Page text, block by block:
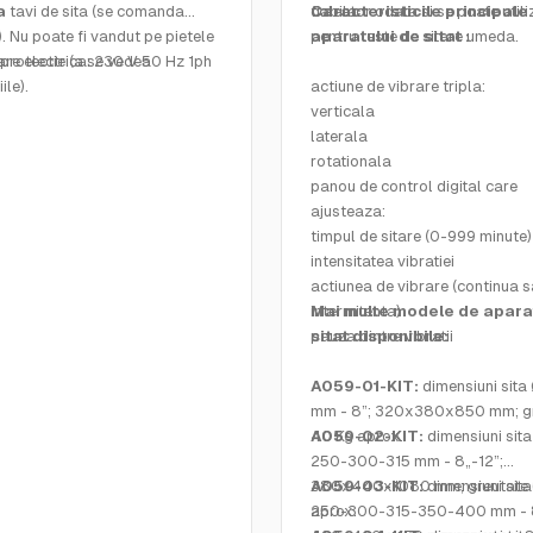
tavi de sita (se comanda
Nu poate fi vandut pe pietele
(a se vedea
electrica: 230 V 50 Hz 1ph
fiabila.
colector odata si se poate
pentru teste de sitare umeda.
Caracteristicile principale
aparatului de sitat :
actiune de vibrare tripla:
verticala
laterala
rotationala
panou de control digital care
ajusteaza:
timpul de sitare (0-999 minute)
intensitatea vibratiei
actiunea de vibrare (continua
intermitenta)
pauza dintre vibratii
Mai multe modele de
sitat disponibile:
A059-01-KIT: dimensiuni
mm - 8”; 320x380x850 mm;
40 Kg aprox.
A059-02-KIT: dimensiuni
250-300-315 mm - 8„-12”;
380x440x1080 mm; greutate
aprox.
A059-03-KIT:dimensiuni
250-300-315-350-400 mm -